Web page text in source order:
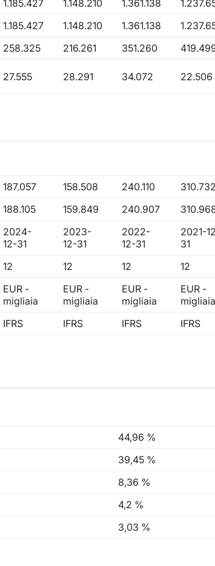
1.185.427 1.148.210 1.361.138
1.185.427 1.148.210 1.361.138
258.325 216.261 351.260
27.555 28.291 34.072 22.506
187.057 158.508 240.110
310.732
188.105 159.849 240.907
2024-
12-31
2023-
12-31
2022-
12-31
2021-
31
12 12 12 12
EUR -
migliaia
EUR -
migliaia
EUR -
migliaia
EUR -
migliaia
IFRS IFRS IFRS IFRS
44,96 %
39,45 %
8,36 %
4,2 %
3,03 %